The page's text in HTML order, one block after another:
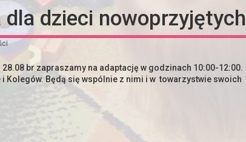
dzieci nowoprzyjętych
br zapraszamy na adaptację w godzinach 10:00-12:00.
Kolegów. Będą się wspólnie z nimi i w towarzystwie swoich